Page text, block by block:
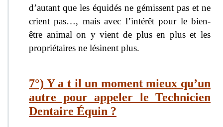
d’autant que les équidés ne gémissent pas et ne
crient pas…, mais avec l’intérêt pour le bien-
être animal on y vient de plus en plus et les
propriétaires ne lésinent plus.
7°) Y a t il un moment mieux qu’un
autre pour appeler le Technicien
Dentaire Équin ?